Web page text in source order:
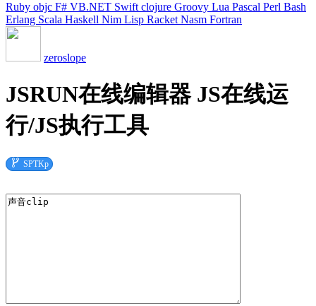
Ruby objc F# VB.NET Swift clojure Groovy Lua Pascal Perl Bash
Erlang Scala Haskell Nim Lisp Racket Nasm Fortran
zeroslope
JSRUN在线编辑器 JS在线运
行/JS执行工具
 SPTKp